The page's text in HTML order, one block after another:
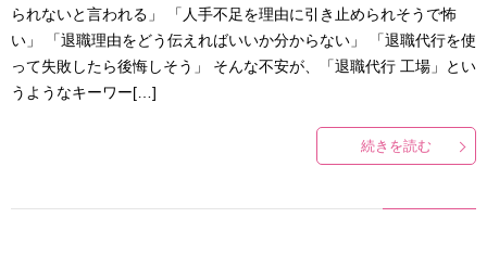
られないと言われる」 「人手不足を理由に引き止められそうで怖
い」 「退職理由をどう伝えればいいか分からない」 「退職代行を使
って失敗したら後悔しそう」 そんな不安が、「退職代行 工場」とい
うようなキーワー[…]
続きを読む